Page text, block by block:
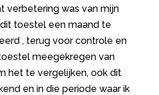
verbetering was van mijn
toestel een maand te
, terug voor controle en
meegekregen van
het te vergelijken, ook dit
en in die periode waar ik